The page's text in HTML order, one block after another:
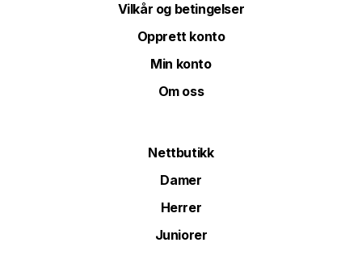
Vilkår og betingelser
Opprett konto
Min konto
Om oss
Nettbutikk
Damer
Herrer
Juniorer